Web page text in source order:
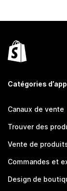
Catégories
Canaux de vente
Trouver des
Vente de
Commandes et
Design de